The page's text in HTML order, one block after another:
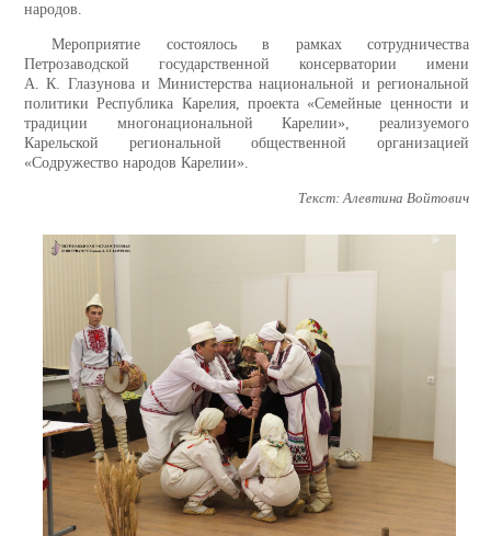
народов.
Мероприятие состоялось в рамках сотрудничества
Петрозаводской государственной консерватории имени
А. К. Глазунова и Министерства национальной и региональной
политики Республика Карелия, проекта «Семейные ценности и
традиции многонациональной Карелии», реализуемого
Карельской региональной общественной организацией
«Содружество народов Карелии».
Текст: Алевтина Войтович